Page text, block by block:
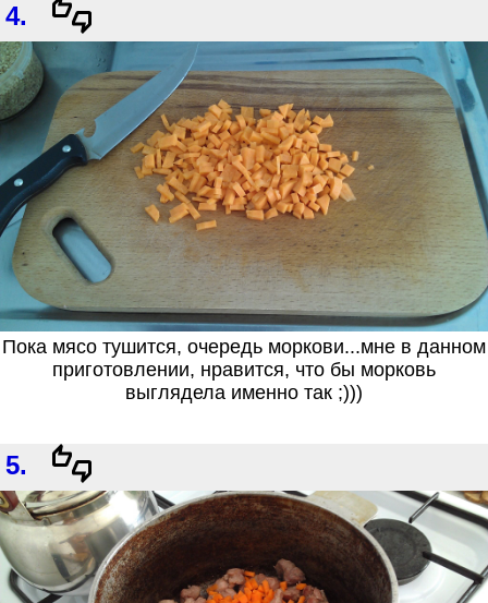
4.
Пока мясо тушится, очередь моркови...мне в данном
приготовлении, нравится, что бы морковь
выглядела именно так ;)))
5.